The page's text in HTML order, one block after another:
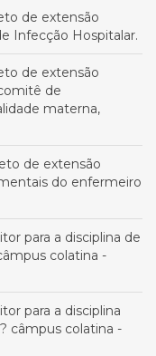
de extensão
Infecção Hospitalar.
de extensão
de
materna,
de extensão
do enfermeiro
para a disciplina de
colatina -
para a disciplina
câmpus colatina -